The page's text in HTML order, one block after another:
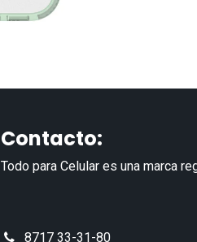
Contacto:
Todo para Celular es una marca
8717 33-31-80